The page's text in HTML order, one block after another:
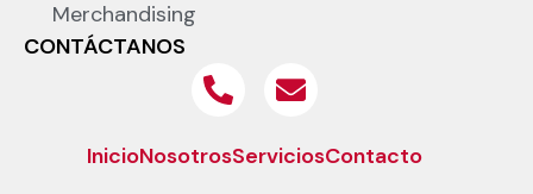
Merchandising
CONTÁCTANOS
InicioNosotrosServiciosContacto